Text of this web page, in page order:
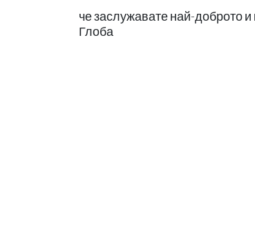
че заслужавате най-доброто
Глоба